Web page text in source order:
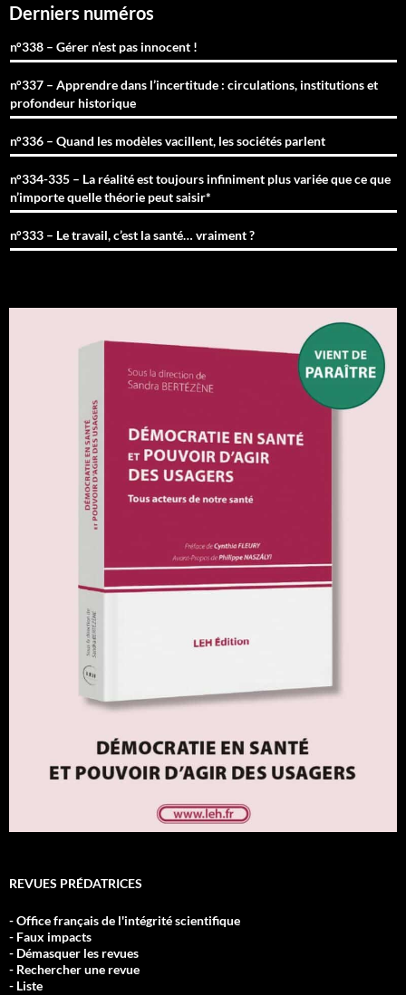
Derniers numéros
n°338 – Gérer n’est pas innocent !
n°337 – Apprendre dans l’incertitude : circulations, institutions et
profondeur historique
n°336 – Quand les modèles vacillent, les sociétés parlent
n°334-335 – La réalité est toujours infiniment plus variée que ce que
n’importe quelle théorie peut saisir*
n°333 – Le travail, c’est la santé… vraiment ?
REVUES PRÉDATRICES
- Office français de l'intégrité scientifique
- Faux impacts
- Démasquer les revues
- Rechercher une revue
- Liste